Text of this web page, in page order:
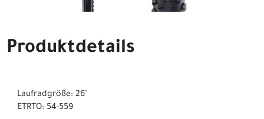
Produktdetails
Laufradgröße: 26"
ETRTO: 54-559